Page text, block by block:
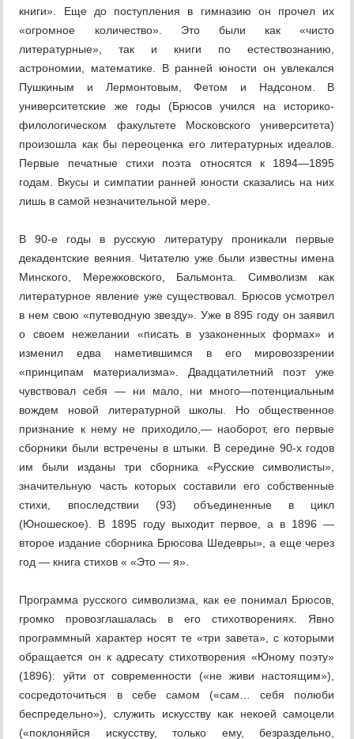
книги». Еще до поступления в гимназию он прочел их
«огромное количество». Это были как «чисто
литературные», так и книги по естествознанию,
астрономии, математике. В ранней юности он увлекался
Пушкиным и Лермонтовым, Фетом и Надсоном. В
университетские же годы (Брюсов учился на историко-
филологическом факультете Московского университета)
произошла как бы переоценка его литературных идеалов.
Первые печатные стихи поэта относятся к 1894—1895
годам. Вкусы и симпатии ранней юности сказались на них
лишь в самой незначительной мере.
В 90-е годы в русскую литературу проникали первые
декадентские веяния. Читателю уже были известны имена
Минского, Мережковского, Бальмонта. Символизм как
литературное явление уже существовал. Брюсов усмотрел
в нем свою «путеводную звезду». Уже в 895 году он заявил
о своем нежелании «писать в узаконенных формах» и
изменил едва наметившимся в его мировоззрении
«принципам материализма». Двадцатилетний поэт уже
чувствовал себя — ни мало, ни много—потенциальным
вождем новой литературной школы. Но общественное
признание к нему не приходило,— наоборот, его первые
сборники были встречены в штыки. В середине 90-х годов
им были изданы три сборника «Русские символисты»,
значительную часть которых составили его собственные
стихи, впоследствии (93) объединенные в цикл
(Юношеское). В 1895 году выходит первое, а в 1896 —
второе издание сборника Брюсова Шедевры», а еще через
год — книга стихов « «Это — я».
Программа русского символизма, как ее понимал Брюсов,
громко провозглашалась в его стихотворениях. Явно
программный характер носят те «три завета», с которыми
обращается он к адресату стихотворения «Юному поэту»
(1896): уйти от современности («не живи настоящим»),
сосредоточиться в себе самом («сам… себя полюби
беспредельно»), служить искусству как некоей самоцели
(«поклоняйся искусству, только ему, безраздельно,